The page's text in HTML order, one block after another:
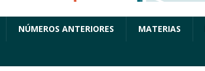
NÚMEROS ANTERIORES MATERIAS